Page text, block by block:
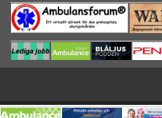
Hoppa till huvudinnehåll